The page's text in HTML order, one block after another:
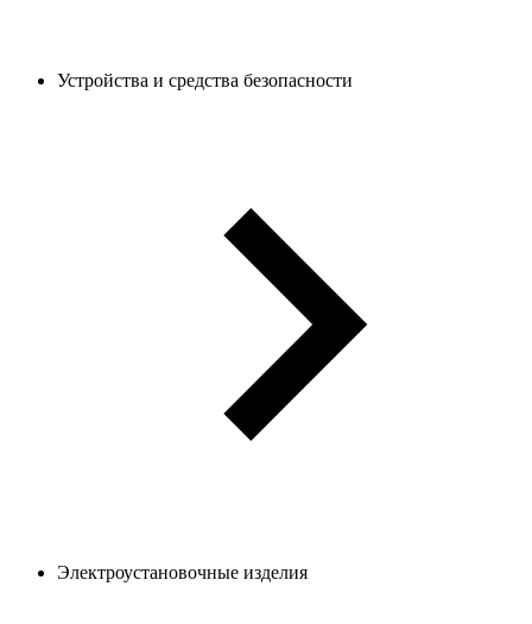
Устройства и средства безопасности
Электроустановочные изделия